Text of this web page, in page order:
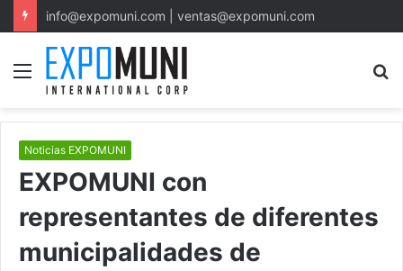
info@expomuni.com | ventas@expomuni.com
Menu
Noticias EXPOMUNI
EXPOMUNI con
representantes de diferentes
municipalidades de